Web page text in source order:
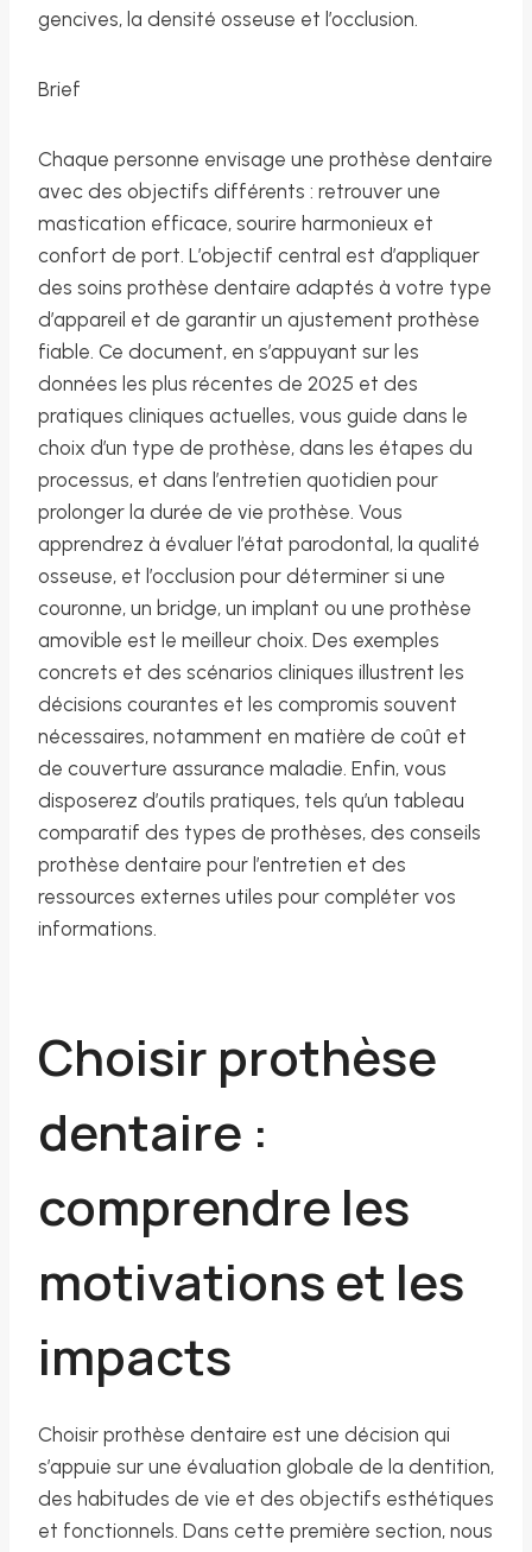
gencives, la densité osseuse et l’occlusion.
Brief
Chaque personne envisage une prothèse dentaire
avec des objectifs différents : retrouver une
mastication efficace, sourire harmonieux et
confort de port. L’objectif central est d’appliquer
des soins prothèse dentaire adaptés à votre type
d’appareil et de garantir un ajustement prothèse
fiable. Ce document, en s’appuyant sur les
données les plus récentes de 2025 et des
pratiques cliniques actuelles, vous guide dans le
choix d’un type de prothèse, dans les étapes du
processus, et dans l’entretien quotidien pour
prolonger la durée de vie prothèse. Vous
apprendrez à évaluer l’état parodontal, la qualité
osseuse, et l’occlusion pour déterminer si une
couronne, un bridge, un implant ou une prothèse
amovible est le meilleur choix. Des exemples
concrets et des scénarios cliniques illustrent les
décisions courantes et les compromis souvent
nécessaires, notamment en matière de coût et
de couverture assurance maladie. Enfin, vous
disposerez d’outils pratiques, tels qu’un tableau
comparatif des types de prothèses, des conseils
prothèse dentaire pour l’entretien et des
ressources externes utiles pour compléter vos
informations.
Choisir prothèse
dentaire :
comprendre les
motivations et les
impacts
Choisir prothèse dentaire est une décision qui
s’appuie sur une évaluation globale de la dentition,
des habitudes de vie et des objectifs esthétiques
et fonctionnels. Dans cette première section, nous